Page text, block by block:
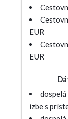
EUR
EUR
izbe s